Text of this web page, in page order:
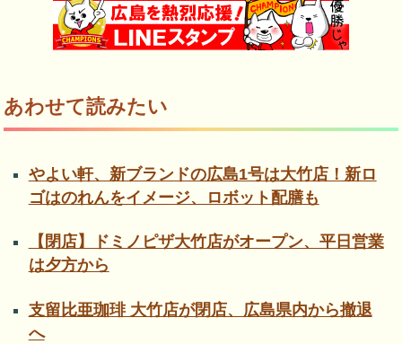
あわせて読みたい
やよい軒、新ブランドの広島1号は大竹店！新ロ
ゴはのれんをイメージ、ロボット配膳も
【閉店】ドミノピザ大竹店がオープン、平日営業
は夕方から
支留比亜珈琲 大竹店が閉店、広島県内から撤退
へ